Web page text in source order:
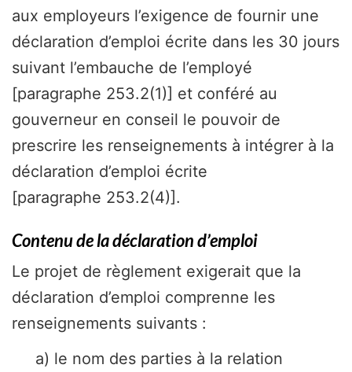
aux employeurs l’exigence de fournir une
déclaration d’emploi écrite dans les 30 jours
suivant l’embauche de l’employé
[paragraphe 253.2(1)] et conféré au
gouverneur en conseil le pouvoir de
prescrire les renseignements à intégrer à la
déclaration d’emploi écrite
[paragraphe 253.2(4)].
Contenu de la déclaration d’emploi
Le projet de règlement exigerait que la
déclaration d’emploi comprenne les
renseignements suivants :
a) le nom des parties à la relation